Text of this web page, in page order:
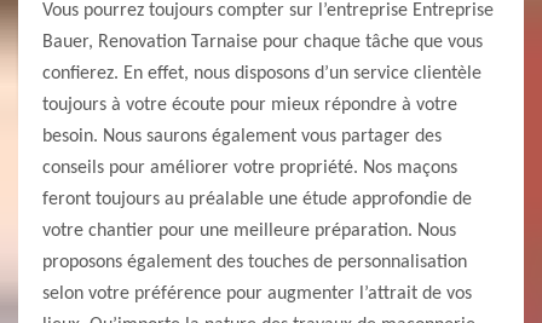
Vous pourrez toujours compter sur l’entreprise Entreprise
Bauer, Renovation Tarnaise pour chaque tâche que vous
confierez. En effet, nous disposons d’un service clientèle
toujours à votre écoute pour mieux répondre à votre
besoin. Nous saurons également vous partager des
conseils pour améliorer votre propriété. Nos maçons
feront toujours au préalable une étude approfondie de
votre chantier pour une meilleure préparation. Nous
proposons également des touches de personnalisation
selon votre préférence pour augmenter l’attrait de vos